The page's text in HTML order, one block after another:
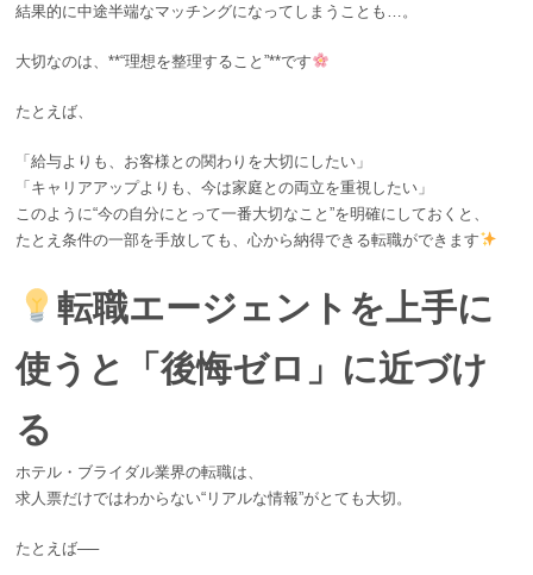
結果的に中途半端なマッチングになってしまうことも…。
大切なのは、**“理想を整理すること”**です
たとえば、
「給与よりも、お客様との関わりを大切にしたい」
「キャリアアップよりも、今は家庭との両立を重視したい」
このように“今の自分にとって一番大切なこと”を明確にしておくと、
たとえ条件の一部を手放しても、心から納得できる転職ができます
転職エージェントを上手に
使うと「後悔ゼロ」に近づけ
る
ホテル・ブライダル業界の転職は、
求人票だけではわからない“リアルな情報”がとても大切。
たとえば──